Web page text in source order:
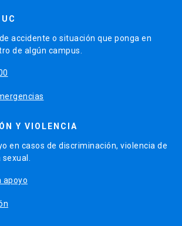
accidente o situación que ponga en
de algún campus.
Y VIOLENCIA
en casos de discriminación, violencia de
sexual.
apoyo